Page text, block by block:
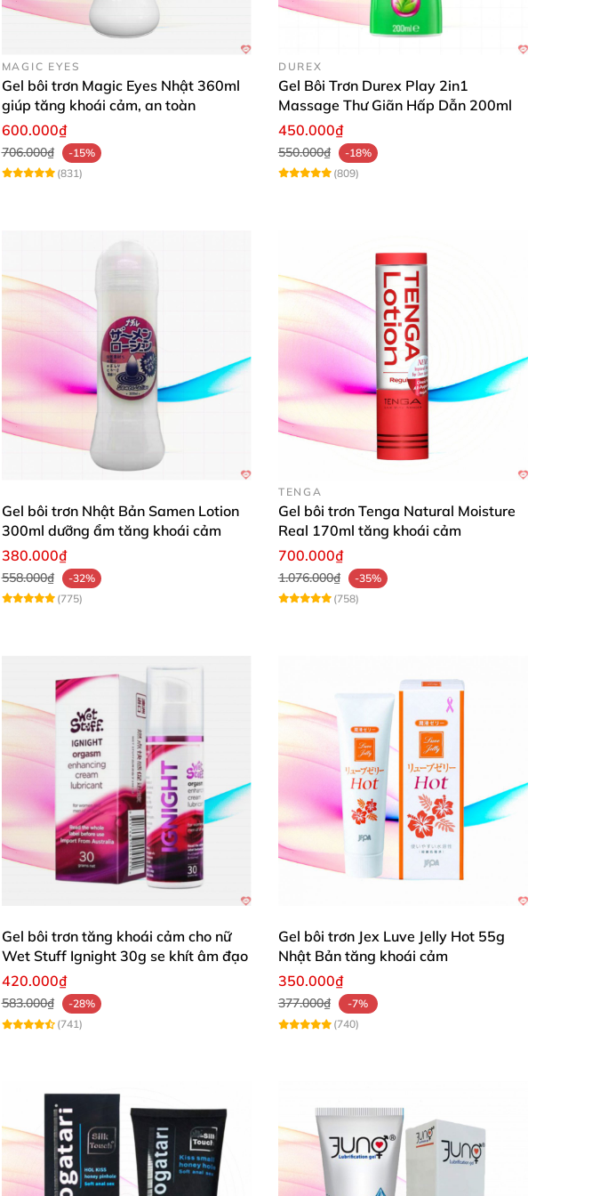
MAGIC EYES
Gel bôi trơn Magic Eyes Nhật 360ml
giúp tăng khoái cảm, an toàn
600.000₫
706.000₫
-15%
(831)
DUREX
Gel Bôi Trơn Durex Play 2in1
Massage Thư Giãn Hấp Dẫn 200ml
450.000₫
550.000₫
-18%
(809)
Gel bôi trơn Nhật Bản Samen Lotion
300ml dưỡng ẩm tăng khoái cảm
380.000₫
558.000₫
-32%
(775)
TENGA
Gel bôi trơn Tenga Natural Moisture
Real 170ml tăng khoái cảm
700.000₫
1.076.000₫
-35%
(758)
Gel bôi trơn tăng khoái cảm cho nữ
Wet Stuff Ignight 30g se khít âm đạo
420.000₫
583.000₫
-28%
(741)
Gel bôi trơn Jex Luve Jelly Hot 55g
Nhật Bản tăng khoái cảm
350.000₫
377.000₫
-7%
(740)